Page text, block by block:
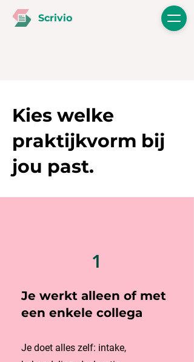
Scrivio
Kies welke
praktijkvorm bij
jou past.
1
Je werkt alleen of met
een enkele collega
Je doet alles zelf: intake,